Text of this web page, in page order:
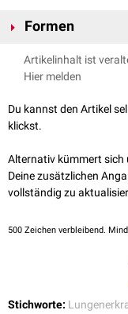
Formen
Man unterscheidet
Diffuse fibrosierende
Lungenparenchyms,
Fibrosierung
durchInspirationvon
Alveolitis kann als
Substanzen im
toxischer
Artikelinhalt ist
Hier melden
Du kannst den Artikel
klickst.
Alternativ kümmert sich
Deine zusätzlichen
vollständig zu
500 Zeichen verbleibend.
Stichworte: